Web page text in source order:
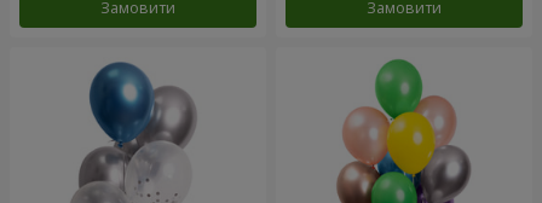
Замовити Замовити